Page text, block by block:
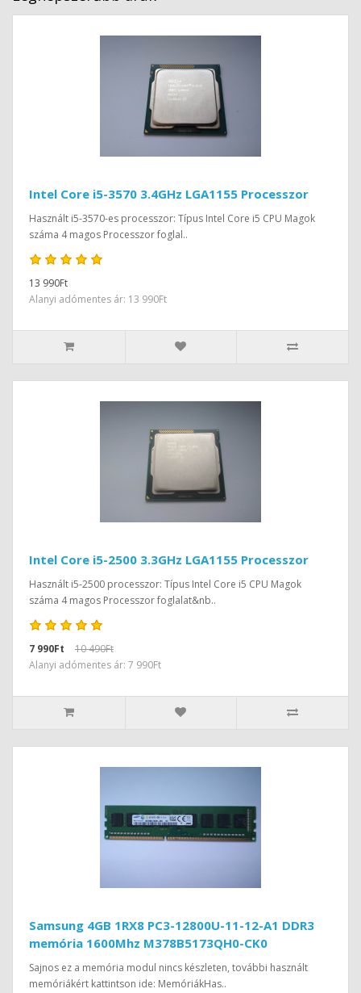
Intel Core i5-3570 3.4GHz LGA1155 Processzor
Használt i5-3570-es processzor: Típus Intel Core i5 CPU Magok
száma 4 magos Processzor foglal..
13 990Ft
Alanyi adómentes ár: 13 990Ft
Intel Core i5-2500 3.3GHz LGA1155 Processzor
Használt i5-2500 processzor: Típus Intel Core i5 CPU Magok
száma 4 magos Processzor foglalat&nb..
7 990Ft
10 490Ft
Alanyi adómentes ár: 7 990Ft
Samsung 4GB 1RX8 PC3-12800U-11-12-A1 DDR3
memória 1600Mhz M378B5173QH0-CK0
Sajnos ez a memória modul nincs készleten, további használt
memóriákért kattintson ide: MemóriákHas..